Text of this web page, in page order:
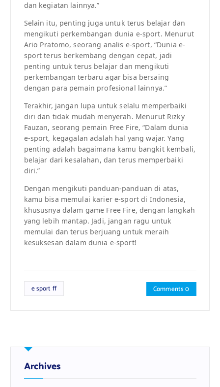
dan kegiatan lainnya.”
Selain itu, penting juga untuk terus belajar dan
mengikuti perkembangan dunia e-sport. Menurut
Ario Pratomo, seorang analis e-sport, “Dunia e-
sport terus berkembang dengan cepat, jadi
penting untuk terus belajar dan mengikuti
perkembangan terbaru agar bisa bersaing
dengan para pemain profesional lainnya.”
Terakhir, jangan lupa untuk selalu memperbaiki
diri dan tidak mudah menyerah. Menurut Rizky
Fauzan, seorang pemain Free Fire, “Dalam dunia
e-sport, kegagalan adalah hal yang wajar. Yang
penting adalah bagaimana kamu bangkit kembali,
belajar dari kesalahan, dan terus memperbaiki
diri.”
Dengan mengikuti panduan-panduan di atas,
kamu bisa memulai karier e-sport di Indonesia,
khususnya dalam game Free Fire, dengan langkah
yang lebih mantap. Jadi, jangan ragu untuk
memulai dan terus berjuang untuk meraih
kesuksesan dalam dunia e-sport!
e sport ff Comments 0
Archives